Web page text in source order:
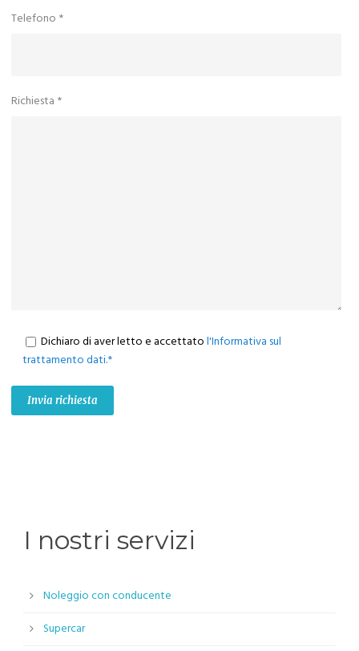
Telefono *
Richiesta *
Dichiaro di aver letto e accettatol'Informativa sul
trattamento dati.*
I nostri servizi
Noleggio con conducente
Supercar